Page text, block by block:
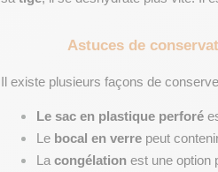
Astuces de
Il existe plusieurs façons de
Le sac en plastique perforé
Le bocal en verre peut
La congélation est une option